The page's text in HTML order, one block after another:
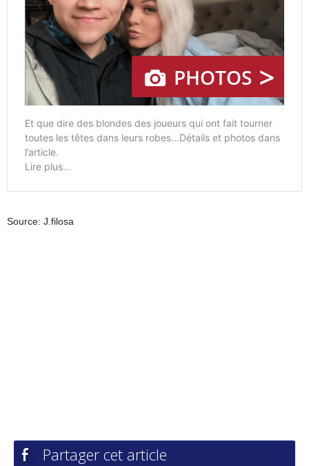
Source: J.filosa
Partager cet article